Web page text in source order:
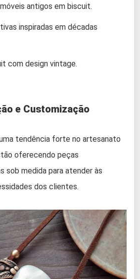
antigos em biscuit.
inspiradas em décadas
com design vintage.
e Customização
tendência forte no artesanato
oferecendo peças
sob medida para atender às
dos clientes.